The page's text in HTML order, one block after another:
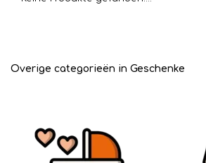
Overige categorieën in Geschenke